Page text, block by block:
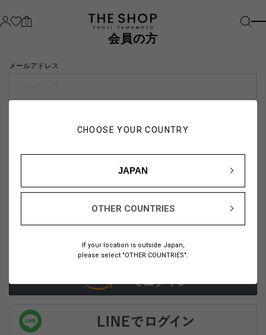
CHOOSE YOUR COUNTRY
JAPAN
OTHER COUNTRIES
If your location is outside Japan,
please select "OTHER COUNTRIES".
0
会員の方
メールアドレス
こちら
または